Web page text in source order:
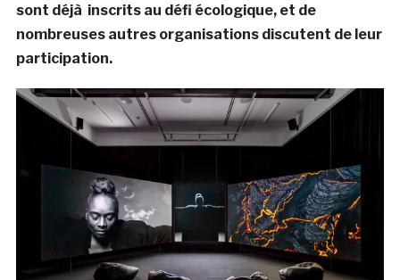
sont déjà inscrits au défi écologique, et de
nombreuses autres organisations discutent de leur
participation.